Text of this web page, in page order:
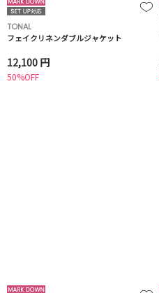
TONAL
フェイクリネンダブルジャケット
12,100 円
50%OFF